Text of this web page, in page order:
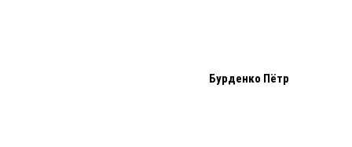
Бурденко Пётр